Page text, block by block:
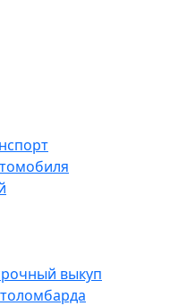
выкуп